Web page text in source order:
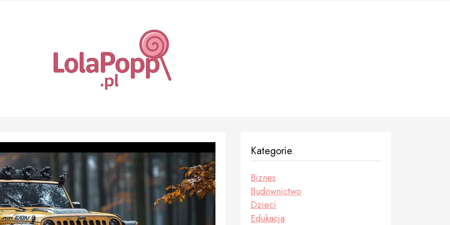
Kategorie
Biznes
Budownictwo
Dzieci
Edukacja